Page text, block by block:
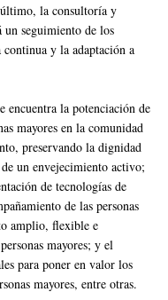
la consultoría y
un seguimiento de los
y la adaptación a
encuentra la potenciación de
mayores en la comunidad
preservando la dignidad
un envejecimiento activo;
de tecnologías de
de las personas
amplio, flexible e
mayores; y el
para poner en valor los
mayores, entre otras.